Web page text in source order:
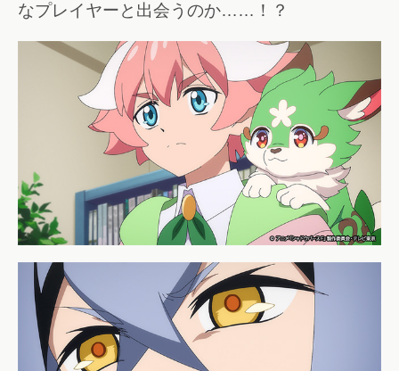
なプレイヤーと出会うのか……！？